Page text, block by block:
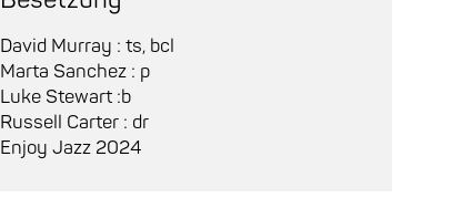
David Murray : ts, bcl
Marta Sanchez : p
Luke Stewart :b
Russell Carter : dr
Enjoy Jazz 2024